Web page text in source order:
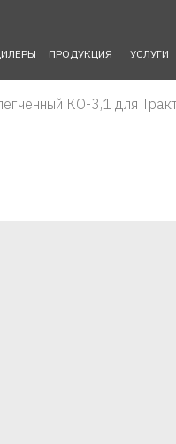
УСЛУГИ
ПРОДУКЦИЯ
КО-3,1 для